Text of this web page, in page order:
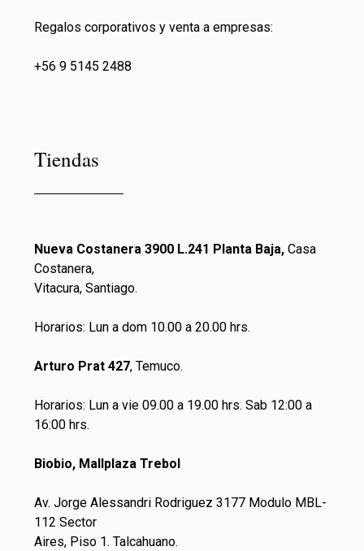
Regalos corporativos y venta a empresas:
+56 9 5145 2488
Tiendas
Nueva Costanera 3900 L.241 Planta Baja, Casa
Costanera,
Vitacura, Santiago.
Horarios: Lun a dom 10.00 a 20.00 hrs.
Arturo Prat 427, Temuco.
Horarios: Lun a vie 09.00 a 19.00 hrs. Sab 12:00 a
16:00 hrs.
Biobio, Mallplaza Trebol
Av. Jorge Alessandri Rodriguez 3177 Modulo MBL-
112 Sector
Aires, Piso 1. Talcahuano.